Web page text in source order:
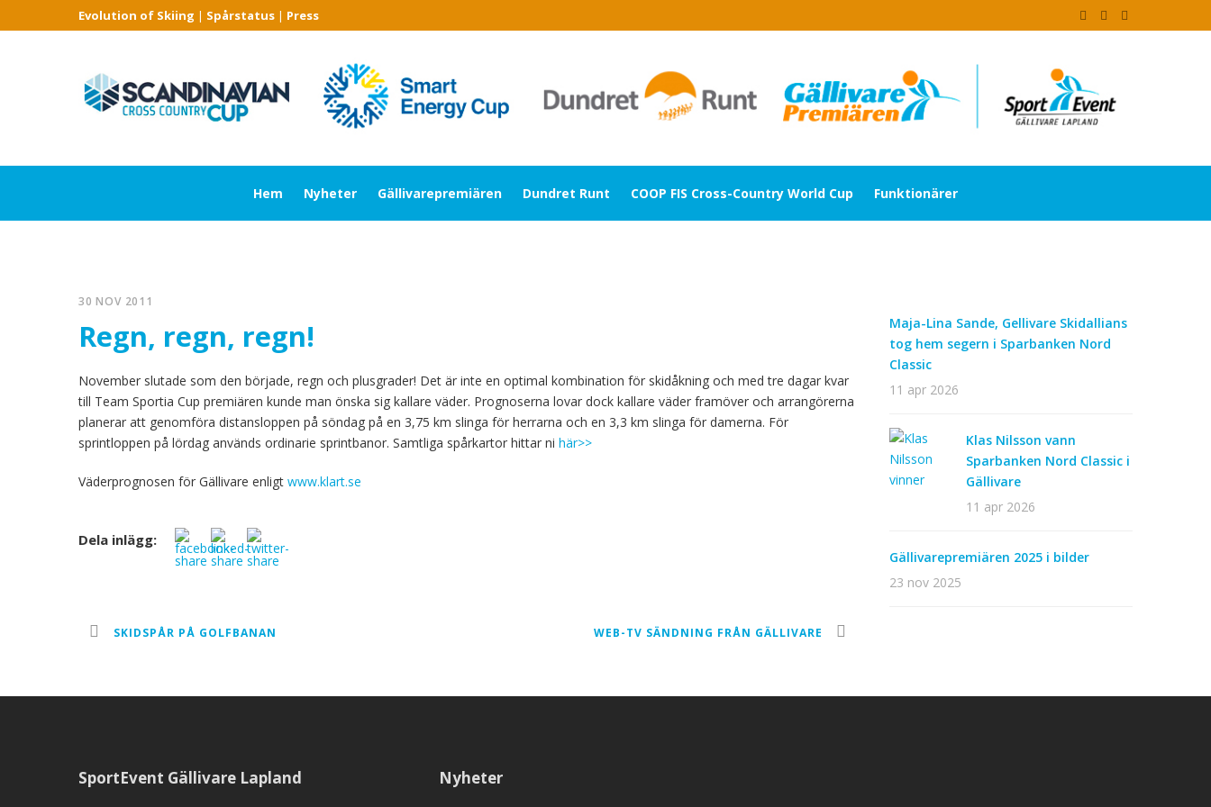
Evolution of Skiing | Spårstatus | Press
Hem Nyheter Gällivarepremiären Dundret Runt COOP FIS Cross-Country World Cup Funktionärer
30 NOV 2011
Regn, regn, regn!
November slutade som den började, regn och plusgrader! Det är inte en optimal kombination för skidåkning och med tre dagar kvar
till Team Sportia Cup premiären kunde man önska sig kallare väder. Prognoserna lovar dock kallare väder framöver och arrangörerna
planerar att genomföra distansloppen på söndag på en 3,75 km slinga för herrarna och en 3,3 km slinga för damerna. För
sprintloppen på lördag används ordinarie sprintbanor. Samtliga spårkartor hittar ni här>>
Väderprognosen för Gällivare enligt www.klart.se
Dela inlägg:
SKIDSPÅR PÅ GOLFBANAN WEB-TV SÄNDNING FRÅN GÄLLIVARE
Maja-Lina Sande, Gellivare Skidallians
tog hem segern i Sparbanken Nord
Classic
11 apr 2026
Klas Nilsson vann
Sparbanken Nord Classic i
Gällivare
11 apr 2026
Gällivarepremiären 2025 i bilder
23 nov 2025
SportEvent Gällivare Lapland Nyheter